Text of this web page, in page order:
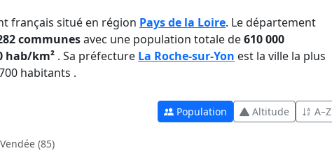
français situé en région Pays de la Loire. Le département
communesavec une population totale de610 000
hab/km² . Sa préfecture La Roche-sur-Yon est la ville la plus
habitants .
Population Altitude A–Z
(85)